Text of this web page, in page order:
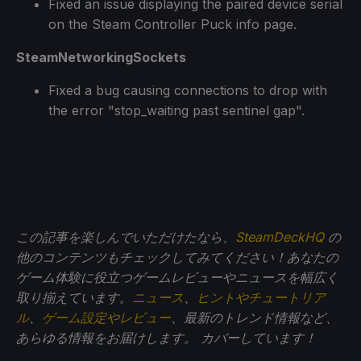
Fixed an issue displaying the paired device serial
on the Steam Controller Puck info page.
SteamNetworkingSockets
Fixed a bug causing connections to drop with
the error "stop_waiting past sentinel gap".
この記事を楽しんでいただけたなら、 SteamDeckHQの
他のコンテンツもチェックしてみてください！あなたの
ゲーム体験に役立つゲームレビューやニュースを幅広く
取り揃えています。 ニュース
ヒントやチュートリア
ル、 ゲーム設定やレビュー 、最新のトレンド情報など、
あらゆる情報をお届けします。
カバーしています！